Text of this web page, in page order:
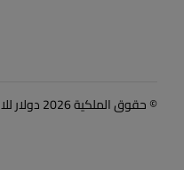
© حقوق الملكية 2026 دولار للاستيراد.